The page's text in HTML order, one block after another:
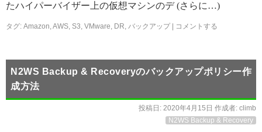
たハイパーバイザー上の仮想マシンのデ (さらに…)
タグ: Amazon,AWS, S3, VMware, DR, バックアップ コメントする
N2WS Backup & Recoveryのバックアップポリシー作
成方法
投稿日: 2020年4月15日 作成者: climb
N2WS Backup & Recovery